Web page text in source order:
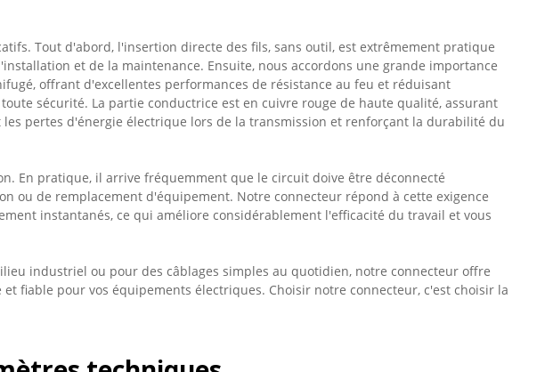
Tout d'abord, l'insertion directe des fils, sans outil, est extrêmement pratique
et de la maintenance. Ensuite, nous accordons une grande importance
offrant d'excellentes performances de résistance au feu et réduisant
sécurité. La partie conductrice est en cuivre rouge de haute qualité, assurant
pertes d'énergie électrique lors de la transmission et renforçant la durabilité du
En pratique, il arrive fréquemment que le circuit doive être déconnecté
ou de remplacement d'équipement. Notre connecteur répond à cette exigence
instantanés, ce qui améliore considérablement l'efficacité du travail et vous
industriel ou pour des câblages simples au quotidien, notre connecteur offre
fiable pour vos équipements électriques. Choisir notre connecteur, c'est choisir la